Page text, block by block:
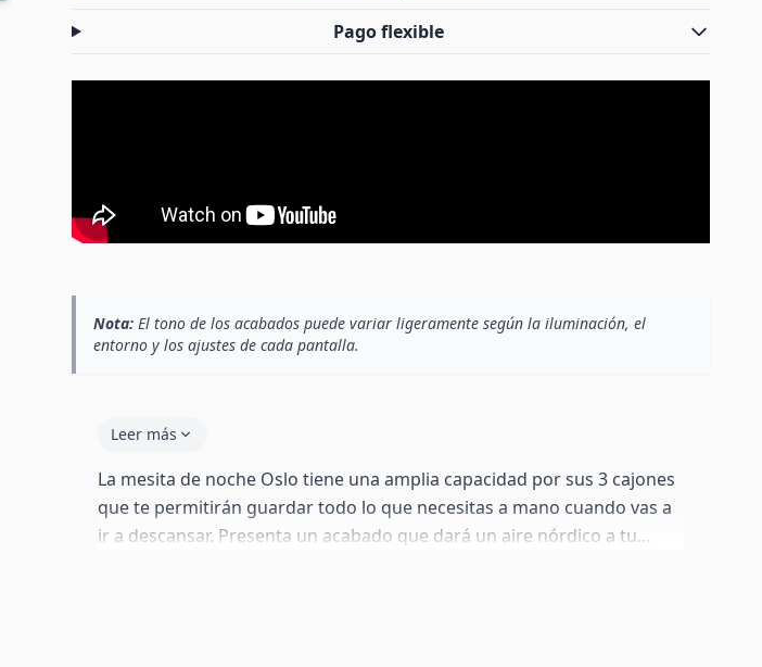
Pago flexible
Nota: El tono de los acabados puede variar ligeramente según la iluminación, el
entorno y los ajustes de cada pantalla.
Leer más
La mesita de noche Oslo tiene una amplia capacidad por sus 3 cajones
que te permitirán guardar todo lo que necesitas a mano cuando vas a
ir a descansar. Presenta un acabado que dará un aire nórdico a tu